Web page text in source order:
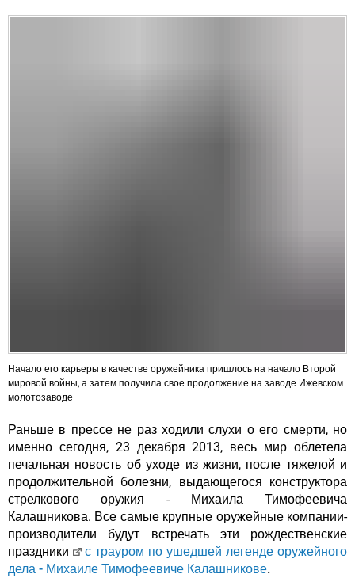
Начало его карьеры в качестве оружейника пришлось на начало Второй
мировой войны, а затем получила свое продолжение на заводе Ижевском
молотозаводе
Раньше в прессе не раз ходили слухи о его смерти, но
именно сегодня, 23 декабря 2013, весь мир облетела
печальная новость об уходе из жизни, после тяжелой и
продолжительной болезни, выдающегося конструктора
стрелкового оружия - Михаила Тимофеевича
Калашникова. Все самые крупные оружейные компании-
производители будут встречать эти рождественские
праздники
с трауром по ушедшей легенде оружейного
дела - Михаиле Тимофеевиче Калашникове.